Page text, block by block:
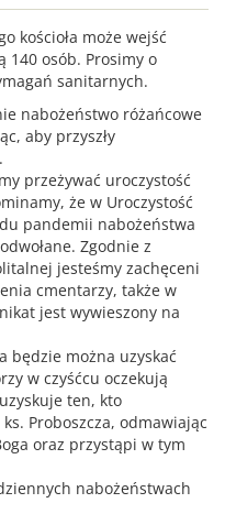
kościoła może wejść
140 osób. Prosimy o
sanitarnych.
nabożeństwo różańcowe
aby przyszły
przeżywać uroczystość
że w Uroczystość
pandemii nabożeństwa
Zgodnie z
jesteśmy zachęceni
cmentarzy, także w
jest wywieszony na
będzie można uzyskać
w czyśćcu oczekują
ten, kto
Proboszcza, odmawiając
oraz przystąpi w tym
nabożeństwach